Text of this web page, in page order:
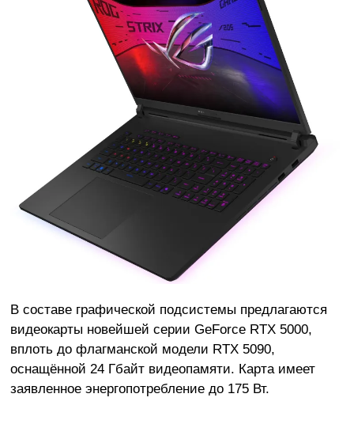
В составе графической подсистемы предлагаются
видеокарты новейшей серии GeForce RTX 5000,
вплоть до флагманской модели RTX 5090,
оснащённой 24 Гбайт видеопамяти. Карта имеет
заявленное энергопотребление до 175 Вт.